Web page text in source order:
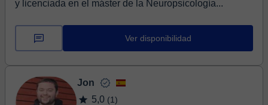
y licenciada en el máster de la Neuropsicología...
Ver disponibilidad
Jon
5,0 (1)